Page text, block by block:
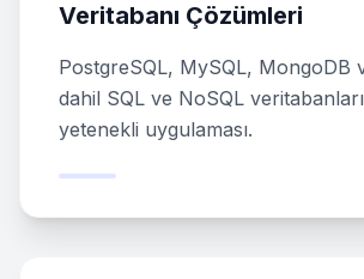
Veritabanı Çözümleri
PostgreSQL, MySQL, MongoDB
dahil SQL ve NoSQL
yetenekli uygulaması.